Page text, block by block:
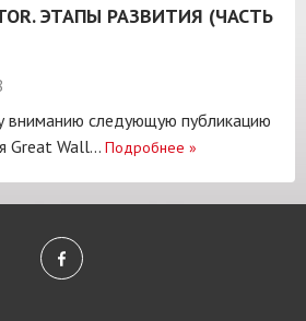
ЭТАПЫ РАЗВИТИЯ (ЧАСТЬ
вниманию следующую публикацию
Great Wall... Подробнее »